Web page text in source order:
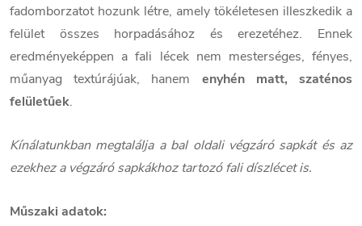
fadomborzatot hozunk létre, amely tökéletesen illeszkedik a
felület összes horpadásához és erezetéhez. Ennek
eredményeképpen a fali lécek nem mesterséges, fényes,
műanyag textúrájúak, hanem enyhén matt, szaténos
felületűek.
Kínálatunkban megtalálja a bal oldali végzáró sapkát és az
ezekhez a végzáró sapkákhoz tartozó fali díszlécet is.
Műszaki adatok: